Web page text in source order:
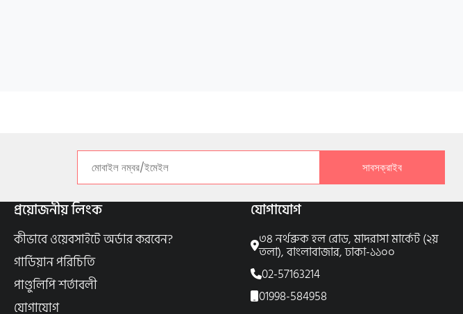
সাবসক্রাইব
প্রয়োজনীয় লিংক
কীভাবে ওয়েবসাইটে অর্ডার করবেন?
গার্ডিয়ান পরিচিতি
পাণ্ডুলিপি শর্তাবলী
যোগাযোগ
যোগাযোগ
৩৪ নর্থব্রুক হল রোড, মাদরাসা মার্কেট (২য়
তলা), বাংলাবাজার, ঢাকা-১১০০
02-57163214
01998-584958